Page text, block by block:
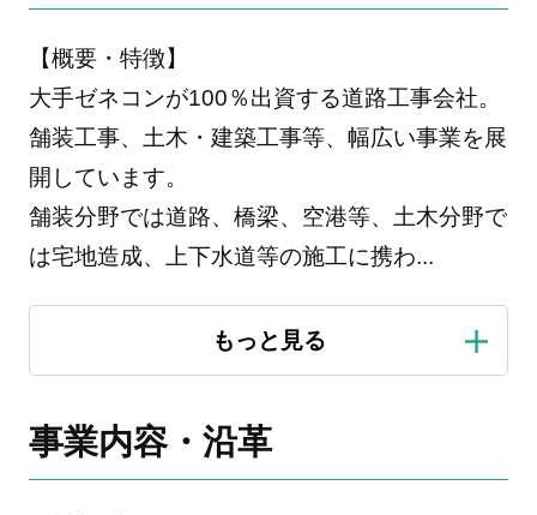
【概要・特徴】
大手ゼネコンが100％出資する道路工事会社。
舗装工事、土木・建築工事等、幅広い事業を展
開しています。
舗装分野では道路、橋梁、空港等、土木分野で
は宅地造成、上下水道等の施工に携わ...
事業内容・沿革